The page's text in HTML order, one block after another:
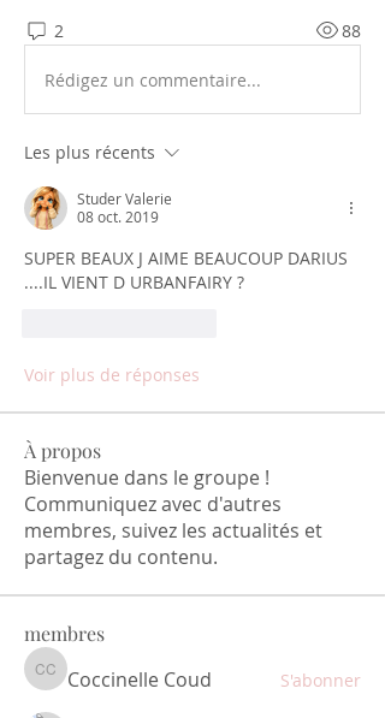
2 88
Rédigez un commentaire...
Les plus récents
Studer Valerie
08 oct. 2019
SUPER BEAUX J AIME BEAUCOUP DARIUS
....IL VIENT D URBANFAIRY ?
Voir plus de réponses
À propos
Bienvenue dans le groupe !
Communiquez avec d'autres
membres, suivez les actualités et
partagez du contenu.
membres
Coccinelle Coud
Coccinelle Coud S'abonner